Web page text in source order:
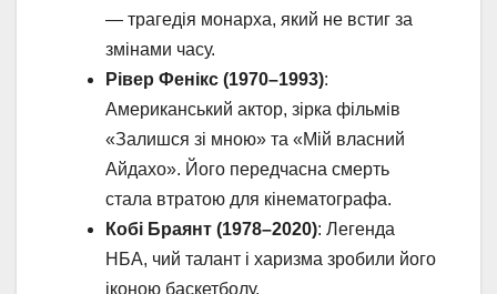
— трагедія монарха, який не встиг за
змінами часу.
Рівер Фенікс (1970–1993):
Американський актор, зірка фільмів
«Залишся зі мною» та «Мій власний
Айдахо». Його передчасна смерть
стала втратою для кінематографа.
Кобі Браянт (1978–2020): Легенда
НБА, чий талант і харизма зробили його
іконою баскетболу.